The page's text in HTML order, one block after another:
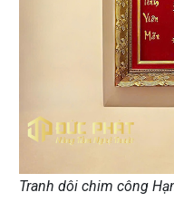
Tranh dôi chim công